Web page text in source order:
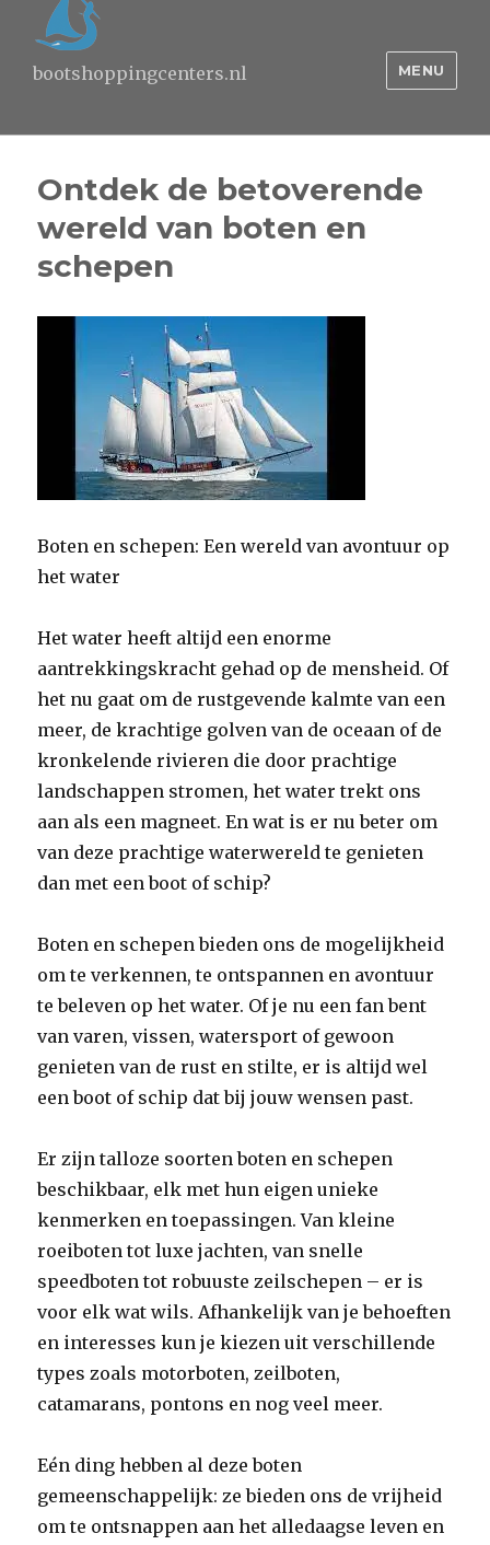
bootshoppingcenters.nl MENU
Ontdek de betoverende
wereld van boten en
schepen
Boten en schepen: Een wereld van avontuur op
het water
Het water heeft altijd een enorme
aantrekkingskracht gehad op de mensheid. Of
het nu gaat om de rustgevende kalmte van een
meer, de krachtige golven van de oceaan of de
kronkelende rivieren die door prachtige
landschappen stromen, het water trekt ons
aan als een magneet. En wat is er nu beter om
van deze prachtige waterwereld te genieten
dan met een boot of schip?
Boten en schepen bieden ons de mogelijkheid
om te verkennen, te ontspannen en avontuur
te beleven op het water. Of je nu een fan bent
van varen, vissen, watersport of gewoon
genieten van de rust en stilte, er is altijd wel
een boot of schip dat bij jouw wensen past.
Er zijn talloze soorten boten en schepen
beschikbaar, elk met hun eigen unieke
kenmerken en toepassingen. Van kleine
roeiboten tot luxe jachten, van snelle
speedboten tot robuuste zeilschepen – er is
voor elk wat wils. Afhankelijk van je behoeften
en interesses kun je kiezen uit verschillende
types zoals motorboten, zeilboten,
catamarans, pontons en nog veel meer.
Eén ding hebben al deze boten
gemeenschappelijk: ze bieden ons de vrijheid
om te ontsnappen aan het alledaagse leven en